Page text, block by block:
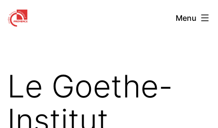
Aller
auCentre
Provence
Menu
Le Goethe-
Institut